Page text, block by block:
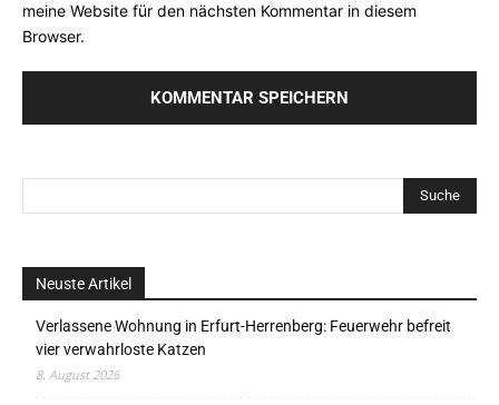
meine Website für den nächsten Kommentar in diesem
Browser.
Neuste Artikel
Verlassene Wohnung in Erfurt-Herrenberg: Feuerwehr befreit
vier verwahrloste Katzen
8. August 2026